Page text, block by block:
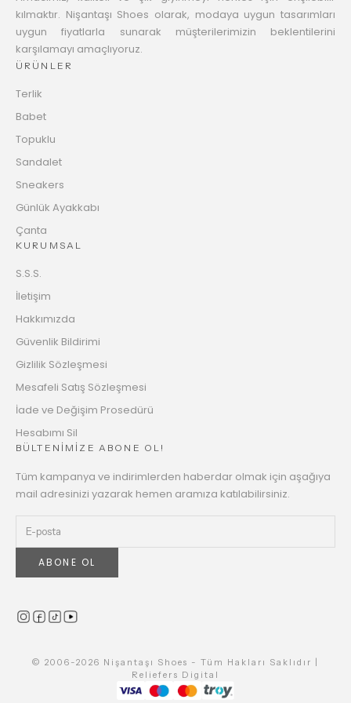
kılmaktır. Nişantaşı Shoes olarak, modaya uygun tasarımları
uygun fiyatlarla sunarak müşterilerimizin beklentilerini
karşılamayı amaçlıyoruz.
ÜRÜNLER
Terlik
Babet
Topuklu
Sandalet
Sneakers
Günlük Ayakkabı
Çanta
KURUMSAL
S.S.S.
İletişim
Hakkımızda
Güvenlik Bildirimi
Gizlilik Sözleşmesi
Mesafeli Satış Sözleşmesi
İade ve Değişim Prosedürü
Hesabımı Sil
BÜLTENİMİZE ABONE OL!
Tüm kampanya ve indirimlerden haberdar olmak için aşağıya
mail adresinizi yazarak hemen aramıza katılabilirsiniz.
ABONE OL
© 2006-2026 Nişantaşı Shoes - Tüm Hakları Saklıdır |
Reliefers Digital